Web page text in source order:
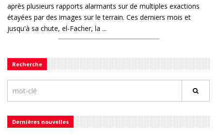
après plusieurs rapports alarmants sur de multiples exactions
étayées par des images sur le terrain. Ces derniers mois et
jusqu'à sa chute, el-Facher, la ...
Recherche
Dernières nouvelles